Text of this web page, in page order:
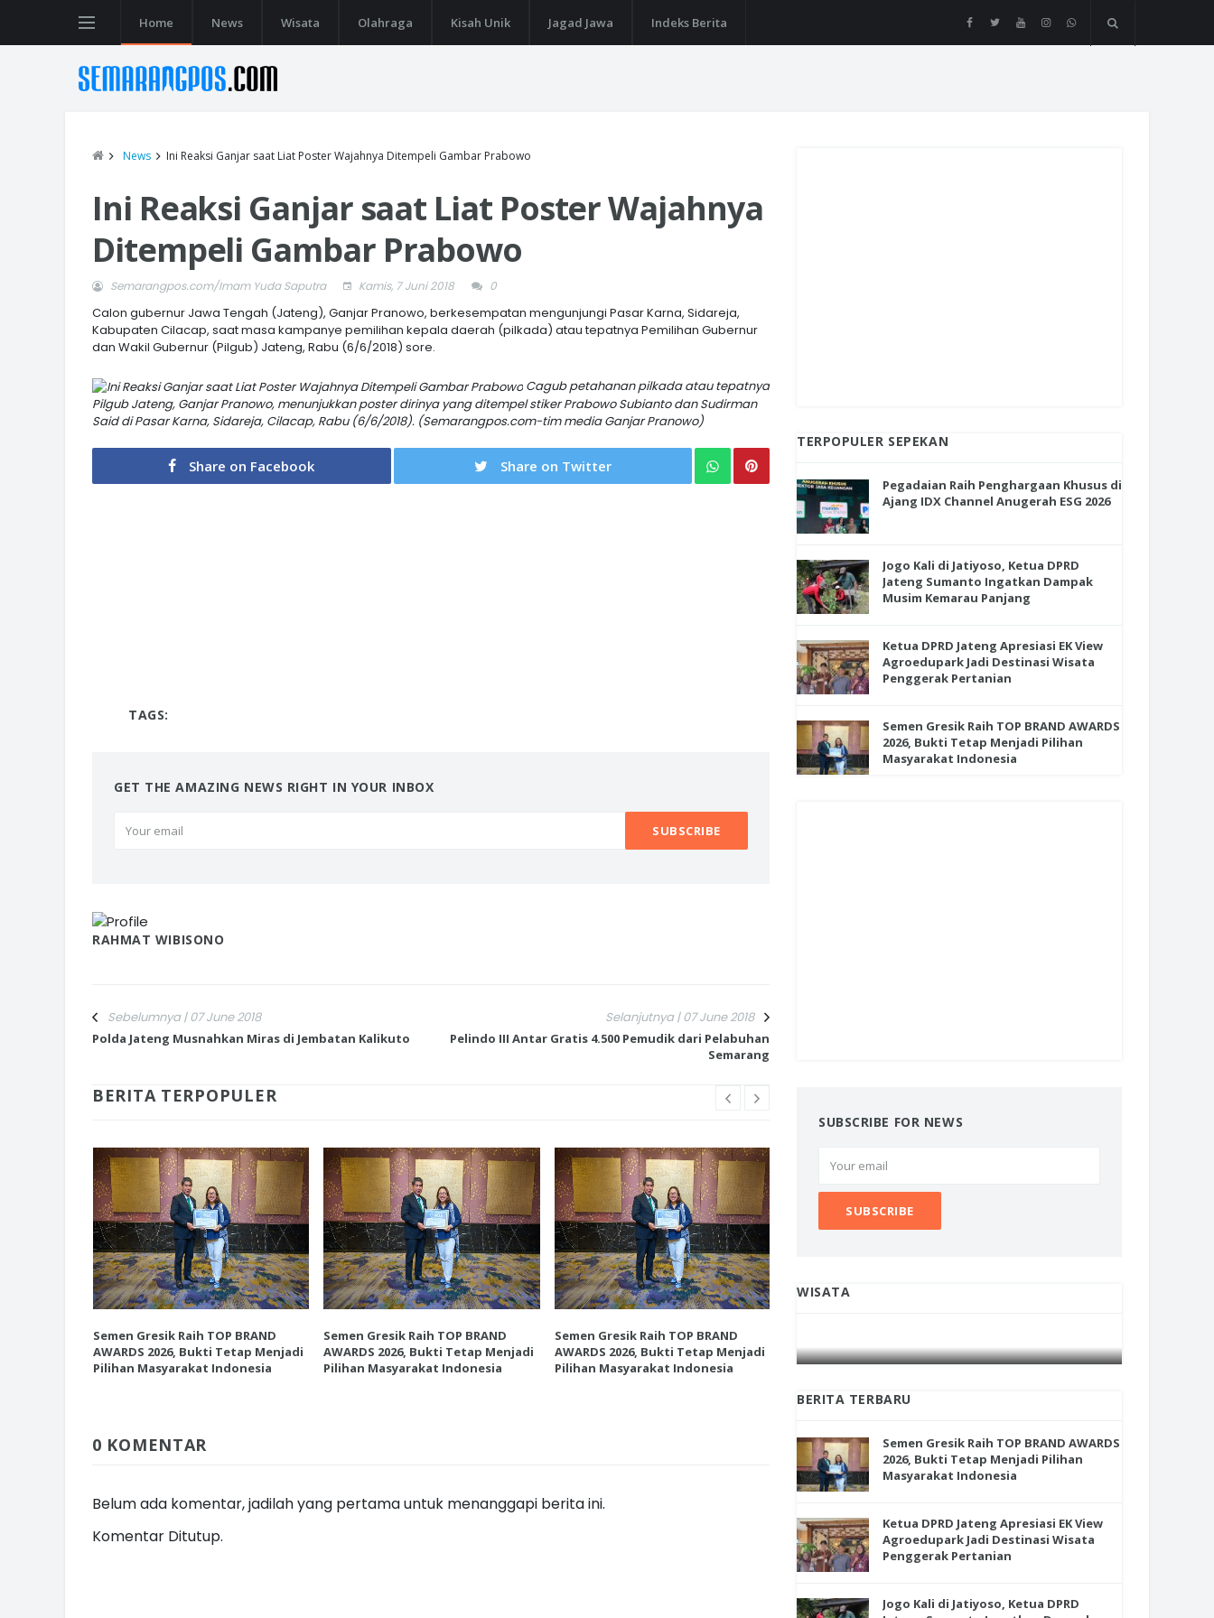
Home News Wisata Olahraga Kisah Unik Jagad Jawa Indeks Berita
News Ini Reaksi Ganjar saat Liat Poster Wajahnya Ditempeli Gambar Prabowo
Ini Reaksi Ganjar saat Liat Poster Wajahnya
Ditempeli Gambar Prabowo
Semarangpos.com/Imam Yuda Saputra Kamis, 7 Juni 2018 0
Calon gubernur Jawa Tengah (Jateng), Ganjar Pranowo, berkesempatan mengunjungi Pasar Karna, Sidareja,
Kabupaten Cilacap, saat masa kampanye pemilihan kepala daerah (pilkada) atau tepatnya Pemilihan Gubernur
dan Wakil Gubernur (Pilgub) Jateng, Rabu (6/6/2018) sore.
Cagub petahanan pilkada atau tepatnya
Pilgub Jateng, Ganjar Pranowo, menunjukkan poster dirinya yang ditempel stiker Prabowo Subianto dan Sudirman
Said di Pasar Karna, Sidareja, Cilacap, Rabu (6/6/2018). (Semarangpos.com-tim media Ganjar Pranowo)
Share on Facebook Share on Twitter
TAGS:
GET THE AMAZING NEWS RIGHT IN YOUR INBOX
RAHMAT WIBISONO
Sebelumnya | 07 June 2018
Polda Jateng Musnahkan Miras di Jembatan Kalikuto
Selanjutnya | 07 June 2018
Pelindo III Antar Gratis 4.500 Pemudik dari Pelabuhan
Semarang
BERITA TERPOPULER
Semen Gresik Raih TOP BRAND
AWARDS 2026, Bukti Tetap Menjadi
Pilihan Masyarakat Indonesia
Semen Gresik Raih TOP BRAND
AWARDS 2026, Bukti Tetap Menjadi
Pilihan Masyarakat Indonesia
Semen Gresik Raih TOP BRAND
AWARDS 2026, Bukti Tetap Menjadi
Pilihan Masyarakat Indonesia
AWARDS 2026, Bukti Tetap Menjadi
Pilihan Masyarakat Indonesia
0 KOMENTAR
Belum ada komentar, jadilah yang pertama untuk menanggapi berita ini.
Komentar Ditutup.
TERPOPULER SEPEKAN
Pegadaian Raih Penghargaan Khusus di
Ajang IDX Channel Anugerah ESG 2026
Jogo Kali di Jatiyoso, Ketua DPRD
Jateng Sumanto Ingatkan Dampak
Musim Kemarau Panjang
Ketua DPRD Jateng Apresiasi EK View
Agroedupark Jadi Destinasi Wisata
Penggerak Pertanian
Semen Gresik Raih TOP BRAND AWARDS
2026, Bukti Tetap Menjadi Pilihan
Masyarakat Indonesia
SUBSCRIBE FOR NEWS
WISATA
JAGA KERUKUNAN SAMBUT NATAL
JAGA KERUKUNAN SAMBUT NATAL
BERITA TERBARU
Semen Gresik Raih TOP BRAND AWARDS
2026, Bukti Tetap Menjadi Pilihan
Masyarakat Indonesia
Ketua DPRD Jateng Apresiasi EK View
Agroedupark Jadi Destinasi Wisata
Penggerak Pertanian
Jogo Kali di Jatiyoso, Ketua DPRD